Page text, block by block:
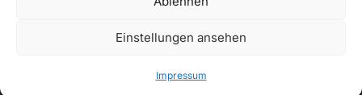
Einstellungen ansehen
Impressum
Rechte vorbehalten.